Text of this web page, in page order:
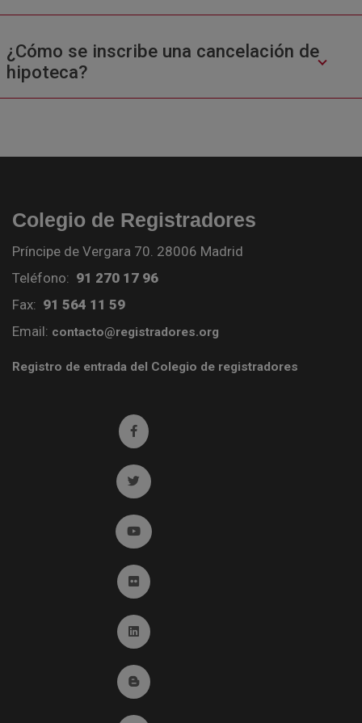
¿Cómo se inscribe una cancelación de
hipoteca?
Colegio de Registradores
Príncipe de Vergara 70. 28006 Madrid
Teléfono: 91 270 17 96
Fax: 91 564 11 59
Email: contacto@registradores.org
Registro de entrada del Colegio de registradores
Ir a facebook (abre en ventana nueva)
Ir a twitter (abre en ventana nueva)
Ir a YouTube (abre en ventana nueva)
Ir a Flickr (abre en ventana nueva)
Ir a Linkedin (abre en ventana nueva)
Ir al Blog (abre en ventana nueva)